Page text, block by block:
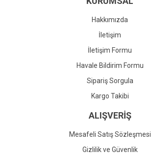
Gönder
Hakkımızda
İletişim
İletişim Formu
Havale Bildirim Formu
Sipariş Sorgula
Kargo Takibi
ALIŞVERİŞ
Mesafeli Satış Sözleşmesi
Gizlilik ve Güvenlik